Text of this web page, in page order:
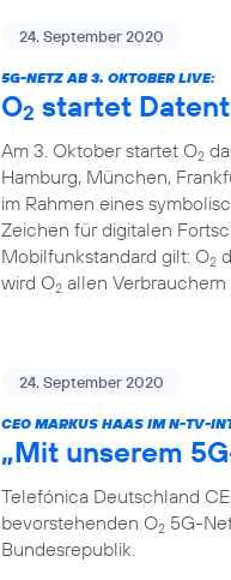
24. September 2020
5G-NETZ AB 3. OKTOBER LIVE:
O2 startet
Am 3. Oktober startet O2
Hamburg, München,
im Rahmen eines
Zeichen für digitalen
Mobilfunkstandard gilt: O2
wird O2 allen
24. September 2020
CEO MARKUS HAAS IM N-TV-
„Mit unserem
Telefónica Deutschland
bevorstehenden O2 5G-
Bundesrepublik.